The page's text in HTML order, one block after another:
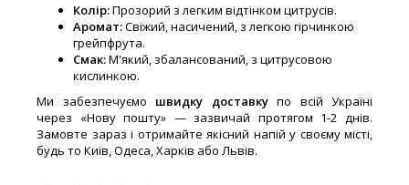
Колір:Прозорий з легким відтінком цитрусів.
Аромат:Свіжий, насичений, з легкою гірчинкою
грейпфрута.
Смак:М'який, збалансований, з цитрусовою
кислинкою.
Ми забезпечуємо швидку доставкупо всій Україні
через «Нову пошту» — зазвичай протягом 1-2 днів.
Замовте зараз і отримайте якісний напій у своєму місті,
будь то Київ, Одеса, Харків або Львів.